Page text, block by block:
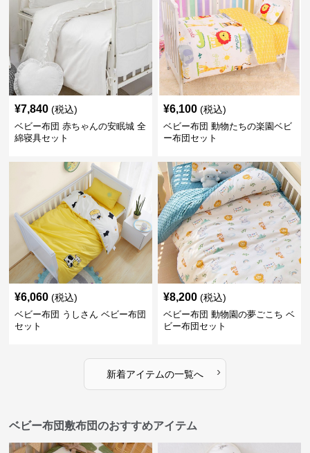
¥7,840 (税込)
ベビー布団 赤ちゃんの安眠城 全
綿寝具セット
¥6,100 (税込)
ベビー布団 動物たちの楽園ベビ
ー布団セット
¥6,060 (税込)
ベビー布団 うしさん ベビー布団
セット
¥8,200 (税込)
ベビー布団 動物園の夢ごこち ベ
ビー布団セット
新着アイテムの一覧へ ›
ベビー布団敷布団のおすすめアイテム